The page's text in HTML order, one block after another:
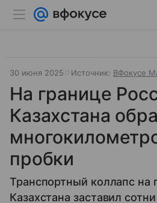
30 июня 2025 Источник: ВФокусе
На границе
Казахстана
пробки
Транспортный коллапс на
Казахстана заставил